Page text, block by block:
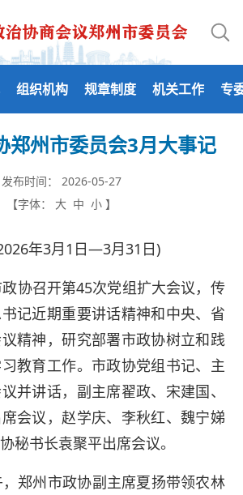
组织机构 规章制度 机关工作 专
郑州市委员会3月大事记
发布时间：
2026-05-27
【字体：
大 中 小 】
年3月1日—3月31日)
协召开第45次党组扩大会议，传
记近期重要讲话精神和中央、省
精神，研究部署市政协树立和践
教育工作。市政协党组书记、主
并讲话，副主席翟政、宋建国、
会议，赵学庆、李秋红、魏宁娣
秘书长袁聚平出席会议。
郑州市政协副主席夏扬带领农林